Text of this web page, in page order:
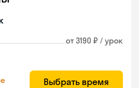
от 3190 ₽ / урок
Выбрать время